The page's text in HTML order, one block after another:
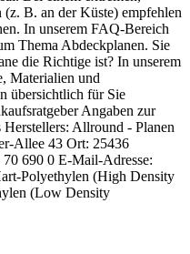
B. an der Küste) empfehlen
In unserem FAQ-Bereich
Thema Abdeckplanen. Sie
die Richtige ist? In unserem
Materialien und
übersichtlich für Sie
Angaben zur
Allround - Planen
Allee 43 Ort: 25436
690 0 E-Mail-Adresse:
Polyethylen (High Density
(Low Density